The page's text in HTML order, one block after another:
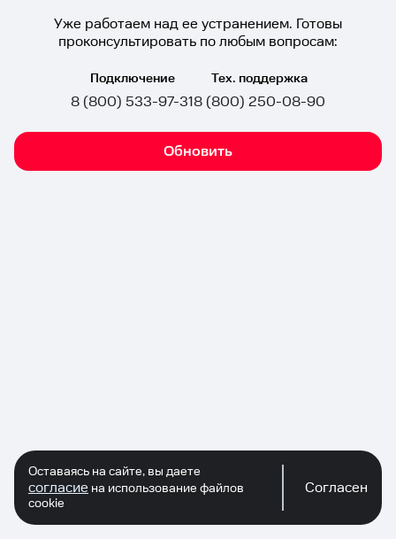
Уже работаем над ее устранением. Готовы
проконсультировать по любым вопросам:
Подключение
8 (800) 533-97-31
Тех. поддержка
8 (800) 250-08-90
Обновить
Оставаясь на сайте, вы даете
согласие на использование файлов
cookie
Согласен